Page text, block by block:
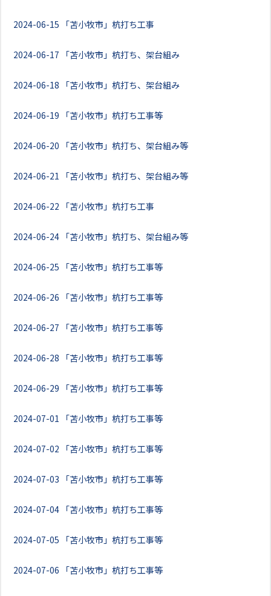
2024-06-15 「苫小牧市」杭打ち工事
2024-06-17 「苫小牧市」杭打ち、架台組み
2024-06-18 「苫小牧市」杭打ち、架台組み
2024-06-19 「苫小牧市」杭打ち工事等
2024-06-20 「苫小牧市」杭打ち、架台組み等
2024-06-21 「苫小牧市」杭打ち、架台組み等
2024-06-22 「苫小牧市」杭打ち工事
2024-06-24 「苫小牧市」杭打ち、架台組み等
2024-06-25 「苫小牧市」杭打ち工事等
2024-06-26 「苫小牧市」杭打ち工事等
2024-06-27 「苫小牧市」杭打ち工事等
2024-06-28 「苫小牧市」杭打ち工事等
2024-06-29 「苫小牧市」杭打ち工事等
2024-07-01 「苫小牧市」杭打ち工事等
2024-07-02 「苫小牧市」杭打ち工事等
2024-07-03 「苫小牧市」杭打ち工事等
2024-07-04 「苫小牧市」杭打ち工事等
2024-07-05 「苫小牧市」杭打ち工事等
2024-07-06 「苫小牧市」杭打ち工事等